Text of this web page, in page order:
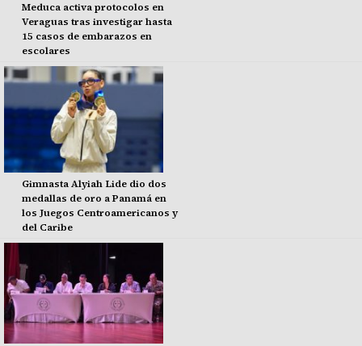
Meduca activa protocolos en
Veraguas tras investigar hasta
15 casos de embarazos en
escolares
Gimnasta Alyiah Lide dio dos
medallas de oro a Panamá en
los Juegos Centroamericanos y
del Caribe